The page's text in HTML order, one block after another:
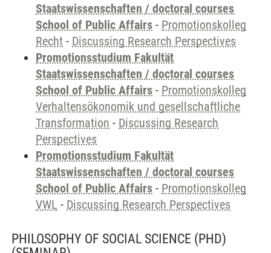
Staatswissenschaften / doctoral courses
School of Public Affairs - Promotionskolleg
Recht - Discussing Research Perspectives
Promotionsstudium Fakultät
Staatswissenschaften / doctoral courses
School of Public Affairs - Promotionskolleg
Verhaltensökonomik und gesellschaftliche
Transformation - Discussing Research
Perspectives
Promotionsstudium Fakultät
Staatswissenschaften / doctoral courses
School of Public Affairs - Promotionskolleg
VWL - Discussing Research Perspectives
PHILOSOPHY OF SOCIAL SCIENCE (PHD)